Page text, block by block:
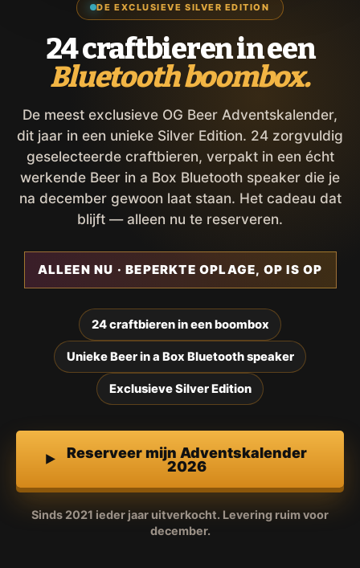
DE EXCLUSIEVE SILVER EDITION
24 craftbieren in een
Bluetooth boombox.
De meest exclusieve OG Beer Adventskalender,
dit jaar in een unieke Silver Edition. 24 zorgvuldig
geselecteerde craftbieren, verpakt in een écht
werkende Beer in a Box Bluetooth speaker die je
na december gewoon laat staan. Het cadeau dat
blijft — alleen nu te reserveren.
ALLEEN NU · BEPERKTE OPLAGE, OP IS OP
24 craftbieren in een boombox
Unieke Beer in a Box Bluetooth speaker
Exclusieve Silver Edition
Reserveer mijn Adventskalender
2026
Sinds 2021 ieder jaar uitverkocht. Levering ruim voor
december.